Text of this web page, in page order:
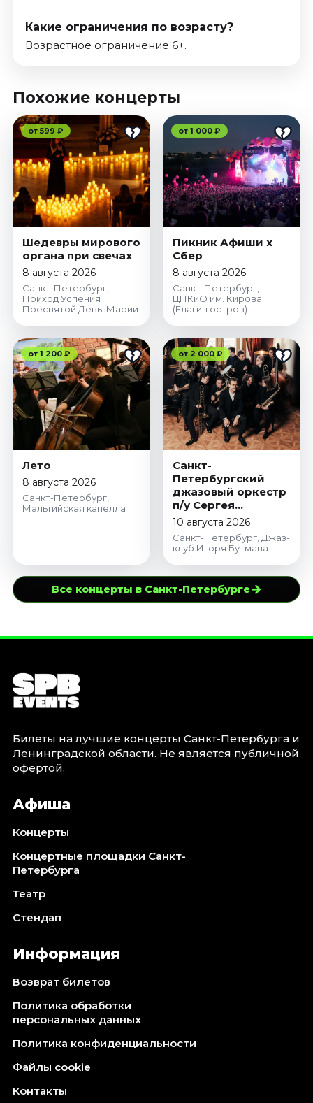
Какие ограничения по возрасту?
Возрастное ограничение 6+.
Похожие концерты
от 599 ₽
Шедевры мирового
органа при свечах
8 августа 2026
Санкт-Петербург,
Приход Успения
Пресвятой Девы Марии
от 1 000 ₽
Пикник Афиши x
Сбер
8 августа 2026
Санкт-Петербург,
ЦПКиО им. Кирова
(Елагин остров)
от 1 200 ₽
Лето
8 августа 2026
Санкт-Петербург,
Мальтийская капелла
от 2 000 ₽
Санкт-
Петербургский
джазовый оркестр
п/у Сергея
Богданова
10 августа 2026
Санкт-Петербург, Джаз-
клуб Игоря Бутмана
Все концерты в Санкт-Петербурге→
Билеты на лучшие концерты Санкт-Петербурга и
Ленинградской области. Не является публичной
офертой.
Афиша
Концерты
Концертные площадки Санкт-
Петербурга
Театр
Стендап
Информация
Возврат билетов
Политика обработки
персональных данных
Политика конфиденциальности
Файлы cookie
Контакты